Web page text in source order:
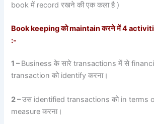
book में record रखने की एक कला है )
Book keepingकोmaintainकरने में 4
:-
1–Business के सारे transactions में से
transaction को identify करना।
2–उस identified transactions को in terms
measure करना।